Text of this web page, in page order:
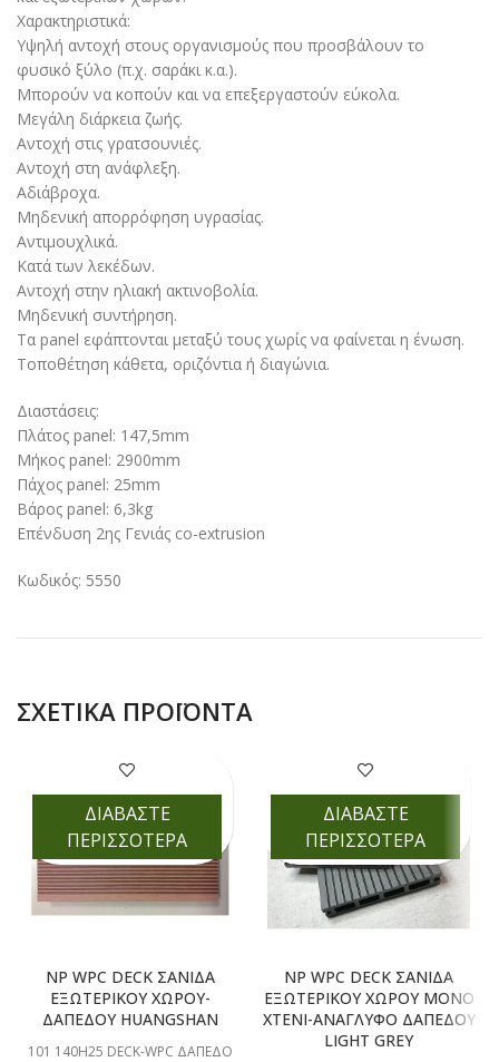
Χαρακτηριστικά:
Υψηλή αντοχή στους οργανισμούς που προσβάλουν το
φυσικό ξύλο (π.χ. σαράκι κ.α.).
Μπορούν να κοπούν και να επεξεργαστούν εύκολα.
Μεγάλη διάρκεια ζωής.
Αντοχή στις γρατσουνιές.
Αντοχή στη ανάφλεξη.
Αδιάβροχα.
Μηδενική απορρόφηση υγρασίας.
Αντιμουχλικά.
Κατά των λεκέδων.
Αντοχή στην ηλιακή ακτινοβολία.
Μηδενική συντήρηση.
Τα panel εφάπτονται μεταξύ τους χωρίς να φαίνεται η ένωση.
Τοποθέτηση κάθετα, οριζόντια ή διαγώνια.
Διαστάσεις:
Πλάτος panel: 147,5mm
Μήκος panel: 2900mm
Πάχος panel: 25mm
Βάρος panel: 6,3kg
Επένδυση 2ης Γενιάς co-extrusion
Κωδικός: 5550
ΣΧΕΤΙΚΆ ΠΡΟΪΌΝΤΑ
NP WPC DECK ΣΑΝΙΔΑ
ΕΞΩΤΕΡΙΚΟΥ ΧΩΡΟΥ-
ΔΑΠΕΔΟΥ HUANGSHAN
101 140H25 DECK-WPC ΔΑΠΕΔΟ
ΔΙΑΒΑΣΤΕ
ΠΕΡΙΣΣΟΤΕΡΑ
NP WPC DECK ΣΑΝΙΔΑ
ΕΞΩΤΕΡΙΚΟΥ ΧΩΡΟΥ ΜΟΝΟ
ΧΤΕΝΙ-ΑΝΑΓΛΥΦΟ ΔΑΠΕΔΟΥ
LIGHT GREY
ΔΙΑΒΑΣΤΕ
ΠΕΡΙΣΣΟΤΕΡΑ